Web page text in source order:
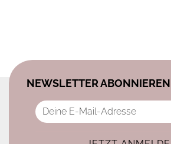
NEWSLETTER ABONNIEREN